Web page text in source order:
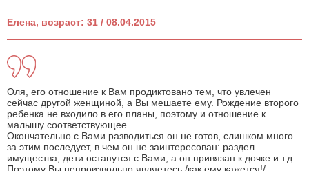
Елена, возраст: 31 / 08.04.2015
Оля, его отношение к Вам продиктовано тем, что увлечен
сейчас другой женщиной, а Вы мешаете ему. Рождение второго
ребенка не входило в его планы, поэтому и отношение к
малышу соответствующее.
Окончательно с Вами разводиться он не готов, слишком много
за этим последует, в чем он не заинтересован: раздел
имущества, дети останутся с Вами, а он привязан к дочке и т.д.